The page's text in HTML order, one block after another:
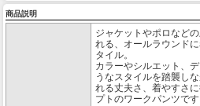
商品説明
ジャケットやポロなど
れる、オールラウンド
タイル。
カラーやシルエット、
うなスタイルを踏襲し
れる丈夫さ、着やすさ
プトのワークパンツです